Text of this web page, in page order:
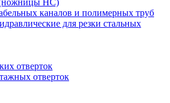
НС)
каналов и полимерных труб
для резки стальных
отверток
отверток